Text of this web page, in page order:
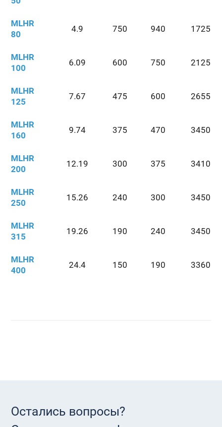
MLHR
80
4.9 750 940 1725
MLHR
100
6.09 600 750 2125
MLHR
125
7.67 475 600 2655
MLHR
160
9.74 375 470 3450
MLHR
200
12.19 300 375 3410
MLHR
250
15.26 240 300 3450
MLHR
315
19.26 190 240 3450
MLHR
400
24.4 150 190 3360
Остались вопросы?